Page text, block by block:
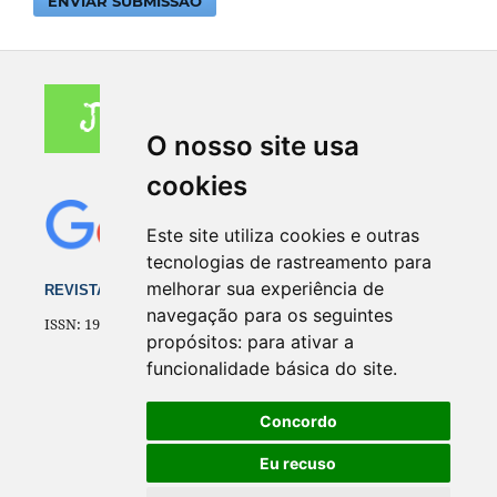
O nosso site usa
cookies
Este site utiliza cookies e outras
tecnologias de rastreamento para
melhorar sua experiência de
navegação para os seguintes
propósitos: para ativar a
funcionalidade básica do site.
Concordo
Eu recuso
REVISTA ELETRÔNICA DO CEJUR
ISSN: 1981-8386